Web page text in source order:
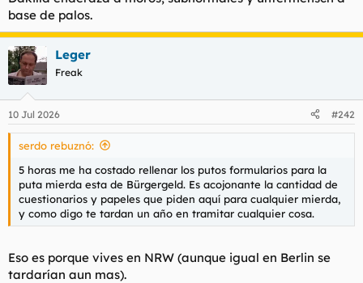
base de palos.
Leger
Freak
10 Jul 2026 #242
serdo rebuznó:
5 horas me ha costado rellenar los putos formularios para la
puta mierda esta de Bürgergeld. Es acojonante la cantidad de
cuestionarios y papeles que piden aquí para cualquier mierda,
y como digo te tardan un año en tramitar cualquier cosa.
Eso es porque vives en NRW (aunque igual en Berlin se
tardarían aun mas).